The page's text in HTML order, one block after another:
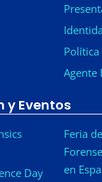
Agente
y Eventos
Day
Feria
en